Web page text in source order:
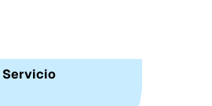
Servicio